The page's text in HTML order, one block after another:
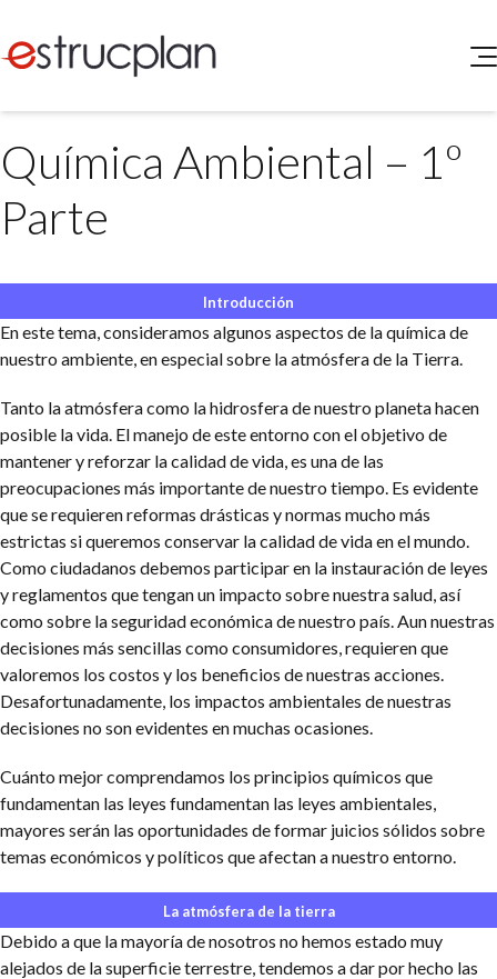
SERVICIOS
Medio Ambiente
NOVEDADES
INGRESAR
Buscador de Legislación
Matriz Premium
Química Ambiental – 1º
Parte
Introducción
En este tema, consideramos algunos aspectos de la química de
nuestro ambiente, en especial sobre la atmósfera de la Tierra.
Tanto la atmósfera como la hidrosfera de nuestro planeta hacen
posible la vida. El manejo de este entorno con el objetivo de
mantener y reforzar la calidad de vida, es una de las
preocupaciones más importante de nuestro tiempo. Es evidente
que se requieren reformas drásticas y normas mucho más
estrictas si queremos conservar la calidad de vida en el mundo.
Como ciudadanos debemos participar en la instauración de leyes
y reglamentos que tengan un impacto sobre nuestra salud, así
como sobre la seguridad económica de nuestro país. Aun nuestras
decisiones más sencillas como consumidores, requieren que
valoremos los costos y los beneficios de nuestras acciones.
Desafortunadamente, los impactos ambientales de nuestras
decisiones no son evidentes en muchas ocasiones.
Cuánto mejor comprendamos los principios químicos que
fundamentan las leyes fundamentan las leyes ambientales,
mayores serán las oportunidades de formar juicios sólidos sobre
temas económicos y políticos que afectan a nuestro entorno.
La atmósfera de la tierra
Debido a que la mayoría de nosotros no hemos estado muy
alejados de la superficie terrestre, tendemos a dar por hecho las